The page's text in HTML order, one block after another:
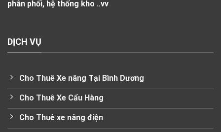
phân phối, hệ thống kho ..vv
DỊCH VỤ
Cho Thuê Xe nâng Tại Bình Dương
Cho Thuê Xe Cẩu Hàng
Cho Thuê xe nâng điện